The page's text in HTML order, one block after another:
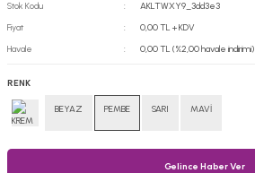
Stok Kodu
AKLTWXY9_3dd3e3
Fiyat
0,00 TL + KDV
Havale
0,00 TL (%2,00 havale indirimi)
RENK
BEYAZ PEMBE SARI MAVİ
Gelince Haber Ver